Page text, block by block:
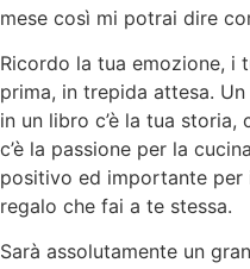
mese così mi potrai dire
Ricordo la tua emozione, i
prima, in trepida attesa.
in un libro c’è la tua storia,
c’è la passione per la
positivo ed importante per
regalo che fai a te stessa.
Sarà assolutamente un